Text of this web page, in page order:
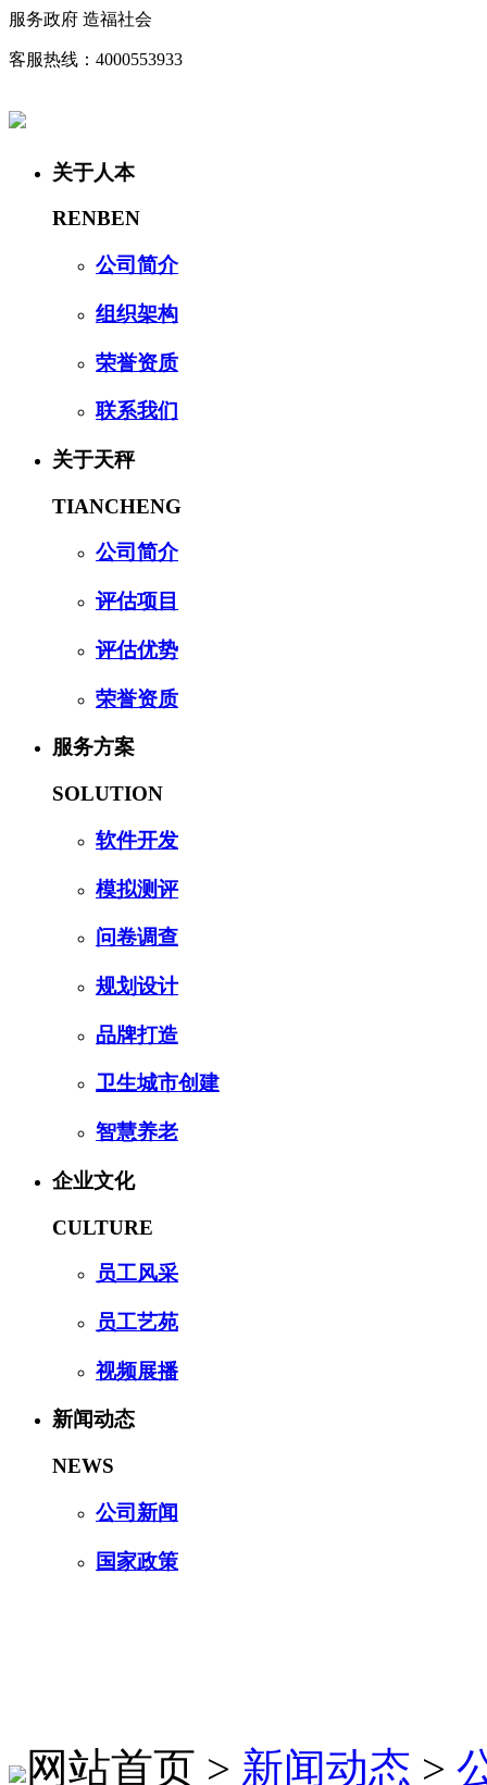
服务政府 造福社会
客服热线：4000553933
关于人本
RENBEN
公司简介
组织架构
荣誉资质
联系我们
关于天秤
TIANCHENG
公司简介
评估项目
评估优势
荣誉资质
服务方案
SOLUTION
软件开发
模拟测评
问卷调查
规划设计
品牌打造
卫生城市创建
智慧养老
企业文化
CULTURE
员工风采
员工艺苑
视频展播
新闻动态
NEWS
公司新闻
国家政策
网站首页 > 新闻动态 >